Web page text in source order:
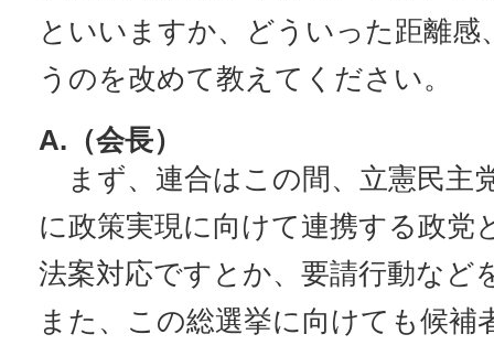
といいますか、どういった距離感
うのを改めて教えてください。
A.（会長）
まず、連合はこの間、立憲民主
に政策実現に向けて連携する政党
法案対応ですとか、要請行動など
また、この総選挙に向けても候補